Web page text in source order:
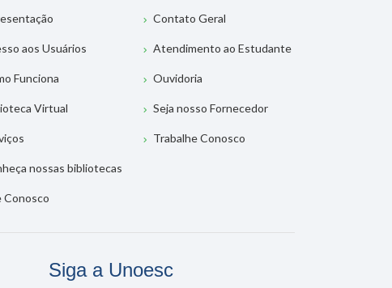
aos Usuários
Funciona
Virtual
nossas bibliotecas
Conosco
Contato Geral
Atendimento ao Estudante
Ouvidoria
Seja nosso Fornecedor
Trabalhe Conosco
Siga a Unoesc